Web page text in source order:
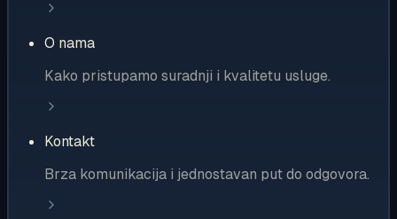
O nama
Kako pristupamo suradnji i kvalitetu usluge.
Kontakt
Brza komunikacija i jednostavan put do odgovora.